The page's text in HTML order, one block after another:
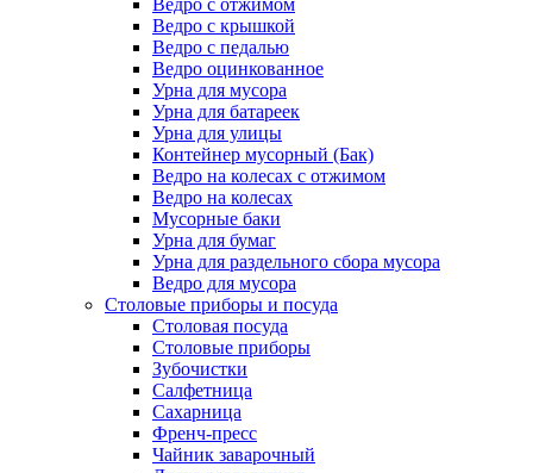
Ведро с отжимом
Ведро с крышкой
Ведро с педалью
Ведро оцинкованное
Урна для мусора
Урна для батареек
Урна для улицы
Контейнер мусорный (Бак)
Ведро на колесах с отжимом
Ведро на колесах
Мусорные баки
Урна для бумаг
Урна для раздельного сбора мусора
Ведро для мусора
Столовые приборы и посуда
Столовая посуда
Столовые приборы
Зубочистки
Салфетница
Сахарница
Френч-пресс
Чайник заварочный